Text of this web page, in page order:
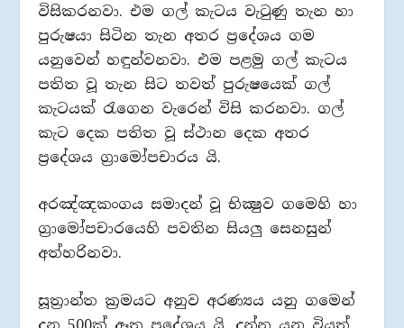
විසිකරනවා. එම ගල් කැටය වැටුණු තැන හා
පුරුෂයා සිටින තැන අතර ප්‍රදේශය ගම
යනුවෙන් හඳුන්වනවා. එම පළමු ගල් කැටය
පතිත වූ තැන සිට තවත් පුරුෂයෙක් ගල්
කැටයක් රැගෙන වැරෙන් විසි කරනවා. ගල්
කැට දෙක පතිත වූ ස්ථාන දෙක අතර
ප්‍රදේශය ග්‍රාමෝපචාරය යි.
අරඤ්ඤකංගය සමාදන් වූ භික්‍ෂුව ගමෙහි හා
ග්‍රාමෝපචාරයෙහි පවතින සියලු සෙනසුන්
අත්හරිනවා.
සූත්‍රාන්ත ක්‍රමයට අනුව අරණ්‍යය යනු ගමෙන්